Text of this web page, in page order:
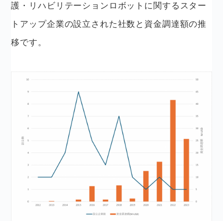
護・リハビリテーションロボットに関するスター
トアップ企業の設立された社数と資金調達額の推
移です。